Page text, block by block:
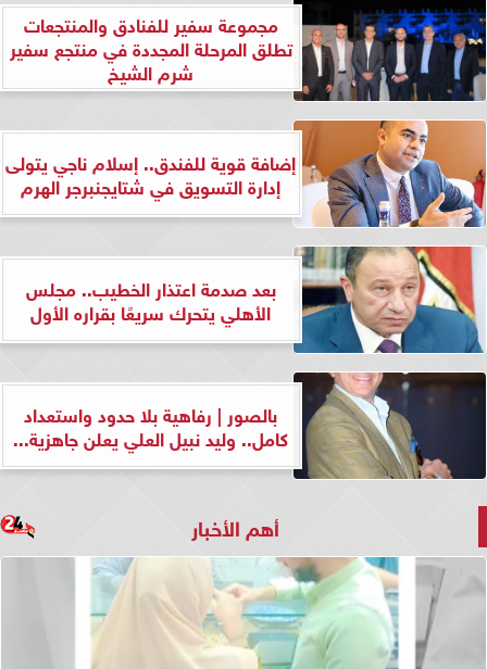
مجموعة سفير للفنادق والمنتجعات
تطلق المرحلة المجددة في منتجع سفير
شرم الشيخ
إضافة قوية للفندق.. إسلام ناجي يتولى
إدارة التسويق في شتايجنبرجر الهرم
بعد صدمة اعتذار الخطيب.. مجلس
الأهلي يتحرك سريعًا بقراره الأول
بالصور | رفاهية بلا حدود واستعداد
كامل.. وليد نبيل العلي يعلن جاهزية...
أهم الأخبار